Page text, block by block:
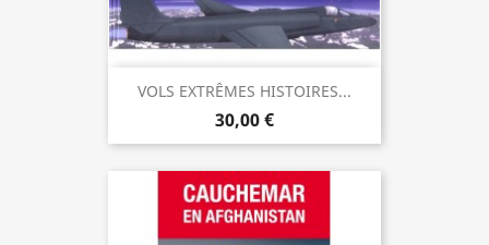
VOLS EXTRÊMES HISTOIRES...
30,00 €